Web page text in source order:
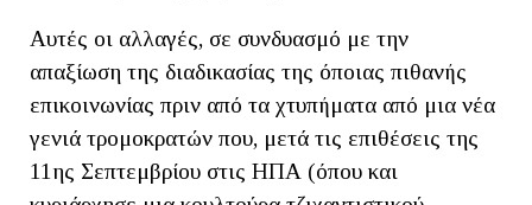
Αυτές οι αλλαγές, σε συνδυασμό με την
απαξίωση της διαδικασίας της όποιας πιθανής
επικοινωνίας πριν από τα χτυπήματα από μια νέα
γενιά τρομοκρατών που, μετά τις επιθέσεις της
11ης Σεπτεμβρίου στις ΗΠΑ (όπου και